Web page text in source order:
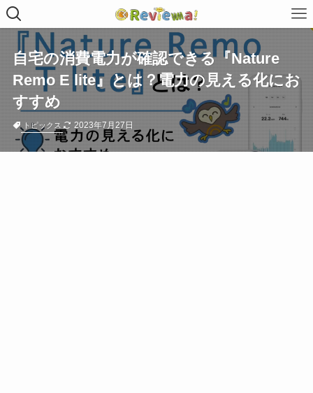
自宅の消費電力が確認できる『Nature
Remo E lite』とは？電力の見える化にお
すすめ
トピックス 2023年7月27日